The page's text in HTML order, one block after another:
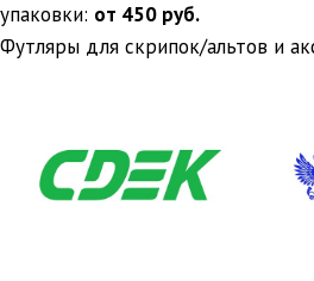
упаковки: от 450 руб.
Футляры для скрипок/альтов и